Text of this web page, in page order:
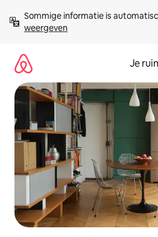
direct
naar
Sommige informatie is
weergeven
Je